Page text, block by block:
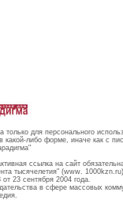
для персонального
либо форме, иначе как с
ссылка на сайт
тысячелетия" (www. 1000kzn.ru)
23 сентября 2004 года.
в сфере массовых